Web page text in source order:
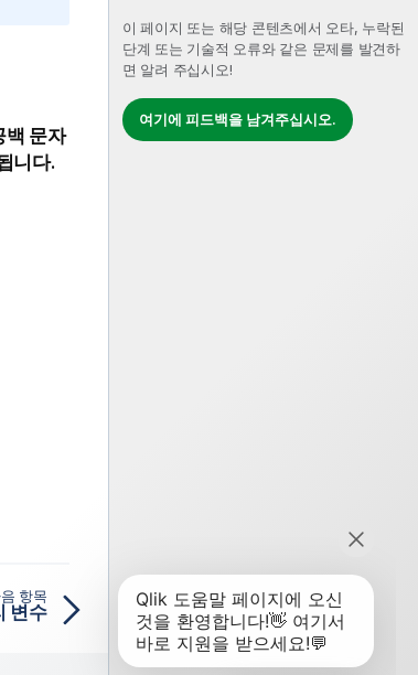
이 페이지 또는 해당 콘텐츠에서 오타, 누락된
단계 또는 기술적 오류와 같은 문제를 발견하
면 알려 주십시오!
여기에 피드백을 남겨주십시오.
백 문자
니다.
항목
변수